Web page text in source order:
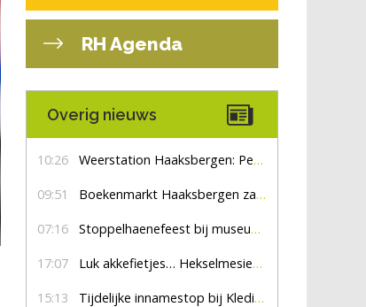
RH Agenda
Overig nieuws
10:26 Weerstation Haaksbergen: Perioden met zon en droog
09:51 Boekenmarkt Haaksbergen zaterdag 8 augustus, marktplein Haaksbergen
07:16 Stoppelhaenefeest bij museum De Lebbenbrugge
17:07 Luk akkefietjes… HekselmesienHarry
15:13 Tijdelijke innamestop bij Kledingbank Stefania